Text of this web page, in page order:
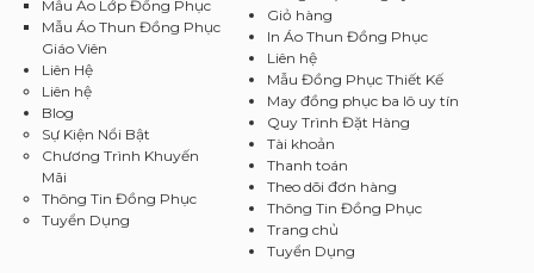
Mẫu Áo Lớp Đồng Phục
Mẫu Áo Thun Đồng Phục
Giáo Viên
Liên Hệ
Liên hệ
Blog
Sự Kiện Nổi Bật
Chương Trình Khuyến
Mãi
Thông Tin Đồng Phục
Tuyển Dụng
Giỏ hàng
In Áo Thun Đồng Phục
Liên hệ
Mẫu Đồng Phục Thiết Kế
May đồng phục ba lô uy tín
Quy Trình Đặt Hàng
Tài khoản
Thanh toán
Theo dõi đơn hàng
Thông Tin Đồng Phục
Trang chủ
Tuyển Dụng